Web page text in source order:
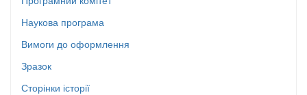
Наукова програма
Вимоги до оформлення
Зразок
Сторінки історії